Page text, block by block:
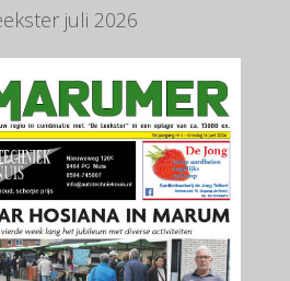
juli 2026